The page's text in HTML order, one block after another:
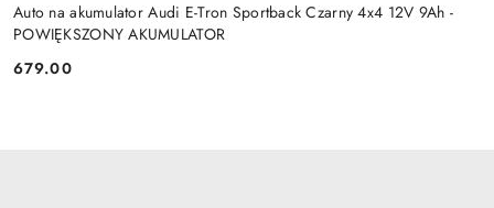
Auto na akumulator Audi E-Tron Sportback Czarny 4x4 12V 9Ah -
POWIĘKSZONY AKUMULATOR
Cena:
679.00